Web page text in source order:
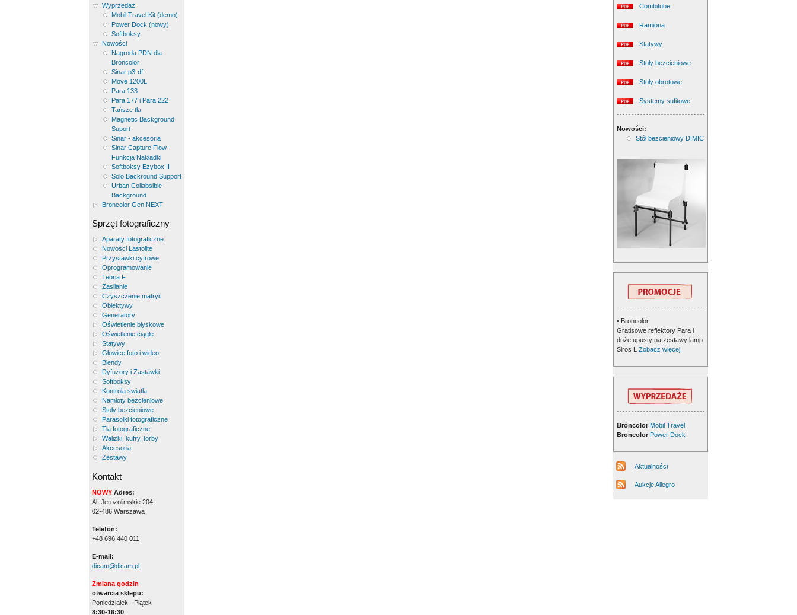
Wyprzedaż
Mobil Travel Kit (demo)
Power Dock (nowy)
Softboksy
Nowości
Nagroda PDN dla
Broncolor
Sinar p3-df
Move 1200L
Para 133
Para 177 i Para 222
Tańsze tła
Magnetic Background
Suport
Sinar - akcesoria
Sinar Capture Flow -
Funkcja Nakładki
Softboksy Ezybox II
Solo Backround Support
Urban Collabsible
Background
Broncolor Gen NEXT
Sprzęt fotograficzny
Aparaty fotograficzne
Nowości Lastolite
Przystawki cyfrowe
Oprogramowanie
Teoria F
Zasilanie
Czyszczenie matryc
Obiektywy
Generatory
Oświetlenie błyskowe
Oświetlenie ciągłe
Statywy
Głowice foto i wideo
Blendy
Dyfuzory i Zastawki
Softboksy
Kontrola światła
Namioty bezcieniowe
Stoły bezcieniowe
Parasolki fotograficzne
Tła fotograficzne
Walizki, kufry, torby
Akcesoria
Zestawy
Kontakt
NOWY Adres:
Al. Jerozolimskie 204
02-486 Warszawa
Telefon:
+48 696 440 011
E-mail:
dicam@dicam.pl
Zmiana godzin
otwarcia sklepu:
Poniedziałek - Piątek
8:30-16:30
Combitube
Ramiona
Statywy
Stoły bezcieniowe
Stoły obrotowe
Systemy sufitowe
Nowości:
Stół bezcieniowy DIMIC
• Broncolor
Gratisowe reflektory Para i
duże upusty na zestawy lamp
Siros L Zobacz więcej.
Broncolor Mobil Travel
Broncolor Power Dock
Aktualności
Aukcje Allegro